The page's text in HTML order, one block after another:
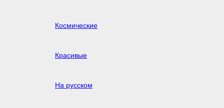
Космические
Красивые
На русском